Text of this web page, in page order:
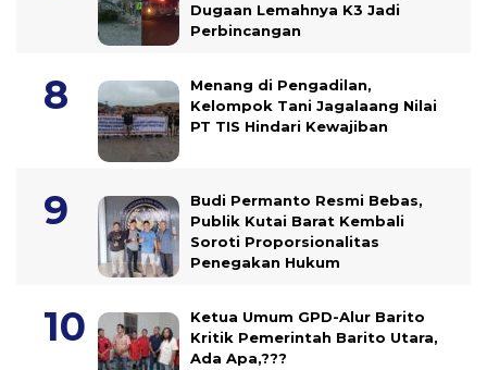
Dugaan Lemahnya K3 Jadi
Perbincangan
Menang di Pengadilan,
Kelompok Tani Jagalaang Nilai
PT TIS Hindari Kewajiban
Budi Permanto Resmi Bebas,
Publik Kutai Barat Kembali
Soroti Proporsionalitas
Penegakan Hukum
Ketua Umum GPD-Alur Barito
Kritik Pemerintah Barito Utara,
Ada Apa,???